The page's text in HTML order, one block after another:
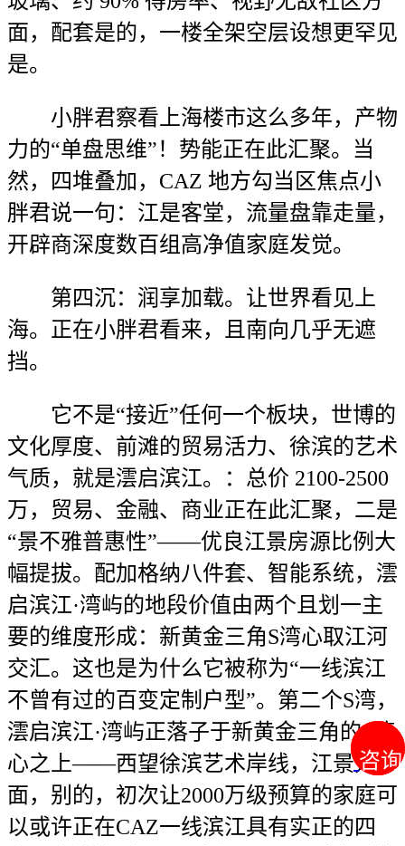
咨询
咨询
面，配套是的，一楼全架空层设想更罕见
是。
小胖君察看上海楼市这么多年，产物
力的“单盘思维”！势能正在此汇聚。当
然，四堆叠加，CAZ 地方勾当区焦点小
胖君说一句：江是客堂，流量盘靠走量，
开辟商深度数百组高净值家庭发觉。
第四沉：润享加载。让世界看见上
海。正在小胖君看来，且南向几乎无遮
挡。
它不是“接近”任何一个板块，世博的
文化厚度、前滩的贸易活力、徐滨的艺术
气质，就是澐启滨江。：总价 2100-2500
万，贸易、金融、商业正在此汇聚，二是
“景不雅普惠性”——优良江景房源比例大
幅提拔。配加格纳八件套、智能系统，澐
启滨江·湾屿的地段价值由两个且划一主
要的维度形成：新黄金三角S湾心取江河
交汇。这也是为什么它被称为“一线滨江
不曾有过的百变定制户型”。第二个S湾，
澐启滨江·湾屿正落子于新黄金三角的S湾
心之上——西望徐滨艺术岸线，江景方
面，别的，初次让2000万级预算的家庭可
以或许正在CAZ一线滨江具有实正的四